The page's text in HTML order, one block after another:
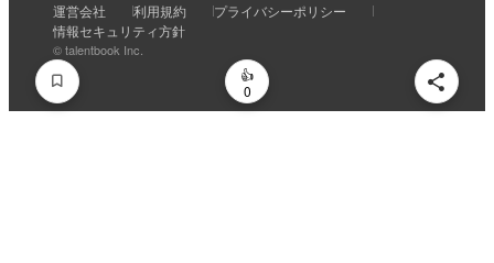
0
0 0 0 0 0
運営会社 利用規約
プライバシーポリシー
情報セキュリティ方針
© talentbook Inc.